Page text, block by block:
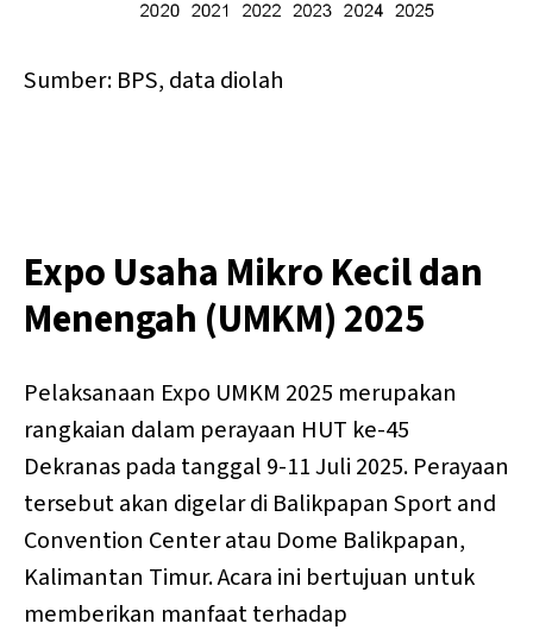
Sumber: BPS, data diolah
Expo Usaha Mikro Kecil dan
Menengah (UMKM) 2025
Pelaksanaan Expo UMKM 2025 merupakan
rangkaian dalam perayaan HUT ke-45
Dekranas pada tanggal 9-11 Juli 2025. Perayaan
tersebut akan digelar di Balikpapan Sport and
Convention Center atau Dome Balikpapan,
Kalimantan Timur. Acara ini bertujuan untuk
memberikan manfaat terhadap